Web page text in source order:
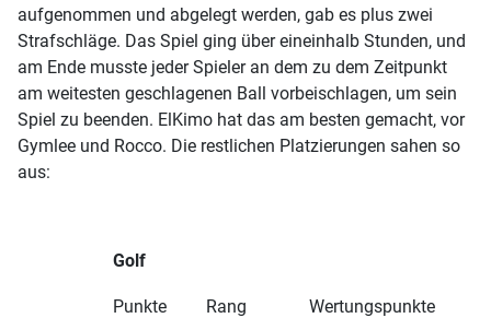
aufgenommen und abgelegt werden, gab es plus zwei
Strafschläge. Das Spiel ging über eineinhalb Stunden, und
am Ende musste jeder Spieler an dem zu dem Zeitpunkt
am weitesten geschlagenen Ball vorbeischlagen, um sein
Spiel zu beenden. ElKimo hat das am besten gemacht, vor
Gymlee und Rocco. Die restlichen Platzierungen sahen so
aus:
Golf
Punkte Rang Wertungspunkte